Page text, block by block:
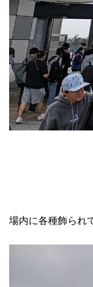
場内に各種飾られ